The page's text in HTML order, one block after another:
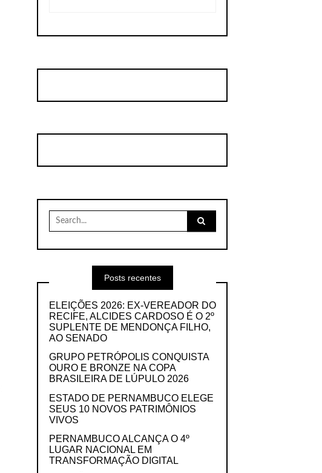
Search
for:
Posts recentes
ELEIÇÕES 2026: EX-VEREADOR DO
RECIFE, ALCIDES CARDOSO É O 2º
SUPLENTE DE MENDONÇA FILHO,
AO SENADO
GRUPO PETRÓPOLIS CONQUISTA
OURO E BRONZE NA COPA
BRASILEIRA DE LÚPULO 2026
ESTADO DE PERNAMBUCO ELEGE
SEUS 10 NOVOS PATRIMÔNIOS
VIVOS
PERNAMBUCO ALCANÇA O 4º
LUGAR NACIONAL EM
TRANSFORMAÇÃO DIGITAL